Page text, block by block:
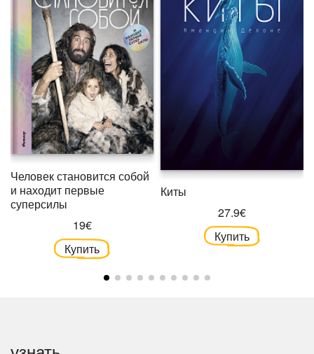
Человек становится собой
и находит первые
суперсилы
19€
Купить
Киты
27.9€
Купить